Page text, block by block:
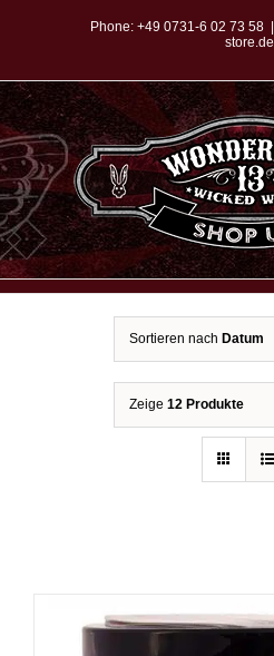
springen
Phone: +49 0731-6 02 73 58
store.de
Sortieren nach Datum
Zeige 12 Produkte